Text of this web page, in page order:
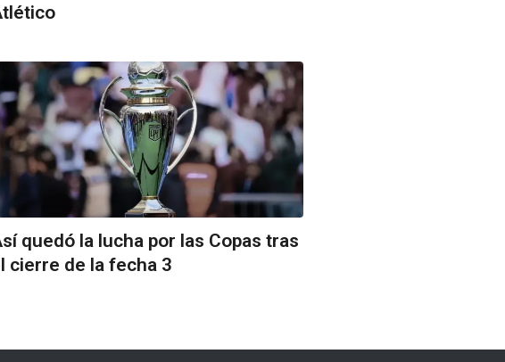
quedó la lucha por las Copas tras
cierre de la fecha 3